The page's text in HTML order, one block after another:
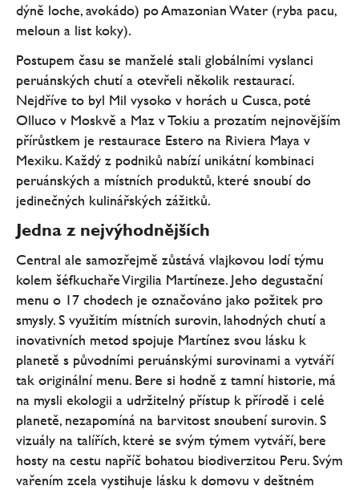
dýně loche, avokádo) po Amazonian Water (ryba pacu,
meloun a list koky).
Postupem času se manželé stali globálními vyslanci
peruánských chutí a otevřeli několik restaurací.
Nejdříve to byl Mil vysoko v horách u Cusca, poté
Olluco v Moskvě a Maz v Tokiu a prozatím nejnovějším
přírůstkem je restaurace Estero na Riviera Maya v
Mexiku. Každý z podniků nabízí unikátní kombinaci
peruánských a místních produktů, které snoubí do
jedinečných kulinářských zážitků.
Jedna z nejvýhodnějších
Central ale samozřejmě zůstává vlajkovou lodí týmu
kolem šéfkuchaře Virgilia Martíneze. Jeho degustační
menu o 17 chodech je označováno jako požitek pro
smysly. S využitím místních surovin, lahodných chutí a
inovativních metod spojuje Martínez svou lásku k
planetě s původními peruánskými surovinami a vytváří
tak originální menu. Bere si hodně z tamní historie, má
na mysli ekologii a udržitelný přístup k přírodě i celé
planetě, nezapomíná na barvitost snoubení surovin. S
vizuály na talířích, které se svým týmem vytváří, bere
hosty na cestu napříč bohatou biodiverzitou Peru. Svým
vařením zcela vystihuje lásku k domovu v deštném